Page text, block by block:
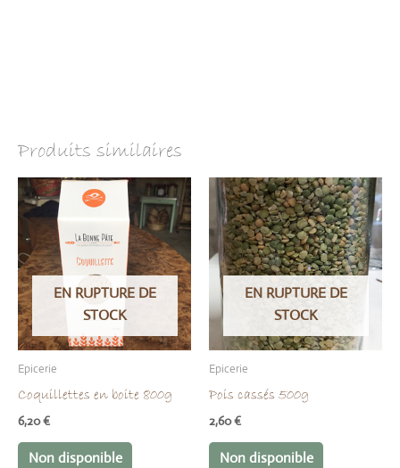
Produits similaires
EN RUPTURE DE
STOCK
Epicerie
Coquillettes en boite 800g
6,20€
Non disponible
EN RUPTURE DE
STOCK
Epicerie
Pois cassés 500g
2,60€
Non disponible